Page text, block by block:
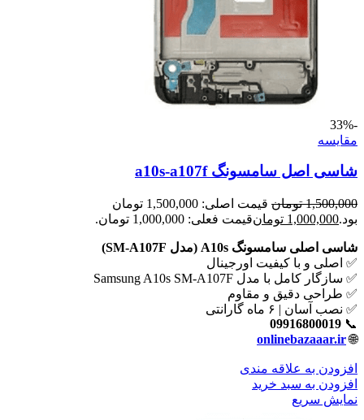
-33%
مقايسه
شاسی اصل سامسونگ a10s-a107f
1,500,000 تومان
قیمت اصلی: 1,500,000 تومان
بود.1,000,000 تومانقیمت فعلی: 1,000,000 تومان.
شاسی اصلی سامسونگ A10s (مدل SM-A107F)
✅ اصلی و با کیفیت اورجینال
✅ سازگار کامل با مدل Samsung A10s SM-A107F
✅ طراحی دقیق و مقاوم
✅ نصب آسان | ۶ ماه گارانتی
📞
09916800019
🌐
onlinebazaaar.ir
افزودن به علاقه مندی
افزودن به سبد خرید
نمایش سریع